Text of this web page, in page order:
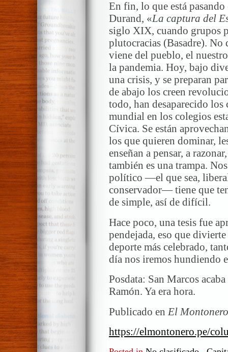
En fin, lo que está
Durand, «La captura del
siglo XIX, cuando grupos
plutocracias (Basadre). No
viene del pueblo, el
la pandemia. Hoy, bajo
una crisis, y se preparan
de abajo los creen
todo, han desaparecido
mundial en los colegios
Cívica. Se están
los que quieren dominar,
enseñan a pensar, a
también es una trampa.
político —el que sea,
conservador— tiene que
de simple, así de difícil.
Hace poco, una tesis fue
pendejada, eso que
deporte más celebrado,
día nos iremos hundiendo
Posdata: San Marcos
Ramón. Ya era hora.
Publicado en El Montonero
https://elmontonero.pe/